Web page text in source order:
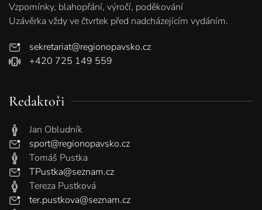
Vzpomínky, blahopřání, výročí, poděkování
Uzávěrka vždy ve čtvrtek před nadcházejícím vydáním.
sekretariat@regionopavsko.cz
+420 725 149 559
Redaktoři
Jan Obludník
sport@regionopavsko.cz
Tomáš Pustka
TPustka@seznam.cz
Tereza Pustková
ter.pustkova@seznam.cz